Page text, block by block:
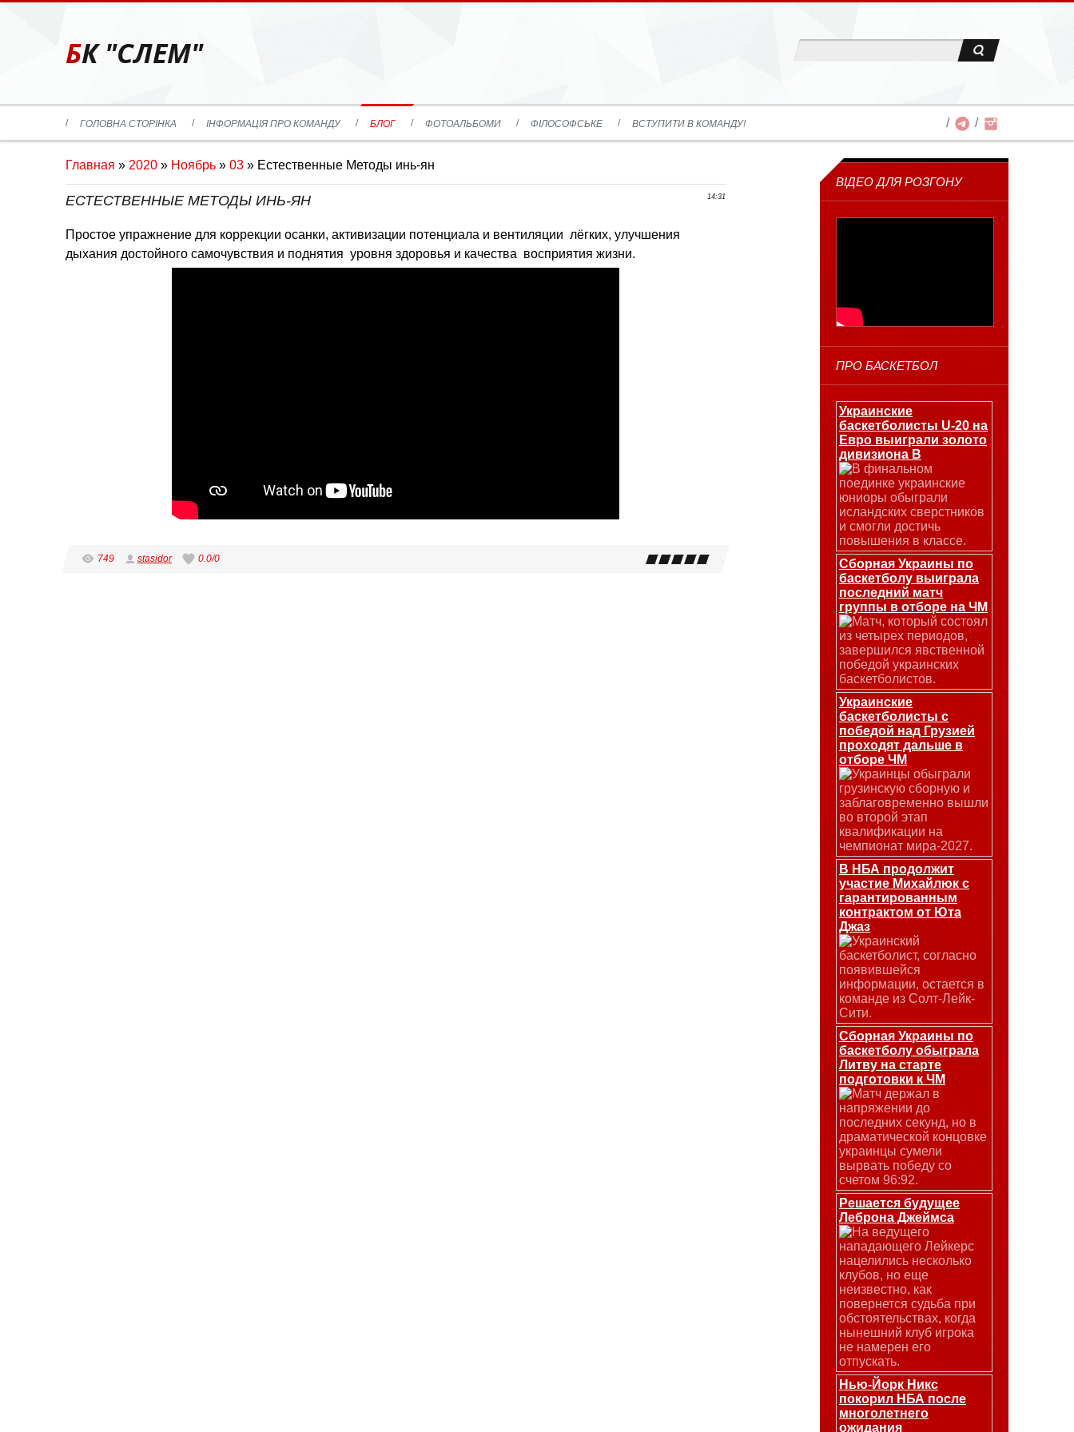
БК "СЛЕМ"
ГОЛОВНА СТОРІНКА ІНФОРМАЦІЯ ПРО КОМАНДУ БЛОГ ФОТОАЛЬБОМИ ФІЛОСОФСЬКЕ ВСТУПИТИ В КОМАНДУ!
Главная » 2020 » Ноябрь » 03 » Естественные Методы инь-ян
14:31
ЕСТЕСТВЕННЫЕ МЕТОДЫ ИНЬ-ЯН
Простое упражнение для коррекции осанки, активизации потенциала и вентиляции лёгких, улучшения
дыхания достойного самочувствия и поднятия уровня здоровья и качества восприятия жизни.
749 stasidor 0.0/0
ВІДЕО ДЛЯ РОЗГОНУ
ПРО БАСКЕТБОЛ
Украинские
баскетболисты U-20 на
Евро выиграли золото
дивизиона В
В финальном
поединке украинские
юниоры обыграли
исландских сверстников
и смогли достичь
повышения в классе.
Сборная Украины по
баскетболу выиграла
последний матч
группы в отборе на ЧМ
Матч, который состоял
из четырех периодов,
завершился явственной
победой украинских
баскетболистов.
Украинские
баскетболисты с
победой над Грузией
проходят дальше в
отборе ЧМ
Украинцы обыграли
грузинскую сборную и
заблаговременно вышли
во второй этап
квалификации на
чемпионат мира-2027.
В НБА продолжит
участие Михайлюк с
гарантированным
контрактом от Юта
Джаз
Украинский
баскетболист, согласно
появившейся
информации, остается в
команде из Солт-Лейк-
Сити.
Сборная Украины по
баскетболу обыграла
Литву на старте
подготовки к ЧМ
Матч держал в
напряжении до
последних секунд, но в
драматической концовке
украинцы сумели
вырвать победу со
счетом 96:92.
Решается будущее
Леброна Джеймса
На ведущего
нападающего Лейкерс
нацелились несколько
клубов, но еще
неизвестно, как
повернется судьба при
обстоятельствах, когда
нынешний клуб игрока
не намерен его
отпускать.
Нью-Йорк Никс
покорил НБА после
многолетнего
ожидания